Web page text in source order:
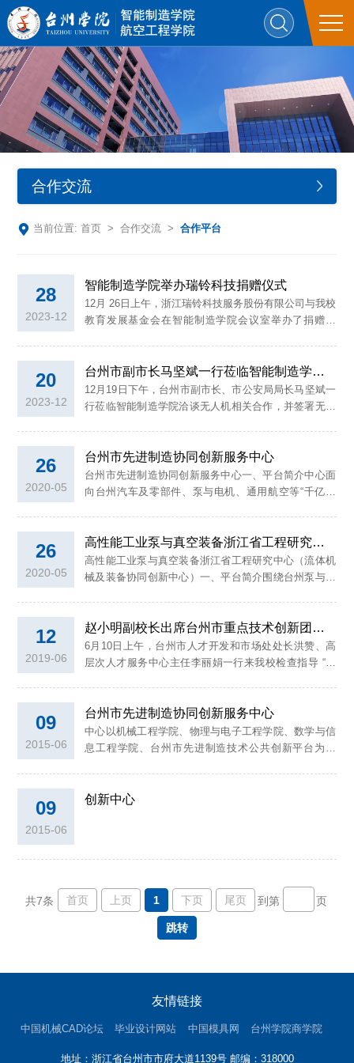
合作交流
当前位置:首页 >合作交流 >合作平台
28
2023-12
智能制造学院举办瑞铃科技捐赠仪式
​‍12月 26日上午，浙江瑞铃科技服务股份有限公司与我校
教育发展基金会在智能制造学院会议室举办了捐赠仪
长陈鹏展、地方合作处副处长郑晓莉出席，智能制造工
程专业教师参加捐赠仪式。会议由副院长林树森主持。
陈鹏展代表学院对陶学定一行到来表示热烈欢迎，简要
20
2023-12
12月19日下午，台州市副市长、市公安局局长马坚斌一
行莅临智能制造学院洽谈无人机相关合作，并签署无人
门同志和业务技术骨干出席签约仪式。校党委书记崔凤
军热情接待了马坚斌一行并参加了签约仪式。智能制造
学院院长陈鹏展主持会议。陈鹏展简要介绍了学院专业
26
2020-05
台州市先进制造协同创新服务中心
台州市先进制造协同创新服务中心一、平台简介中心面
向台州汽车及零部件、泵与电机、通用航空等“千亿产
级“智能制造与先进装备重点技术创新团队”为核心技术
力量，为台州制造业传统产业提升、促进工业化与信息
化深度融合、新产品新技术开发等提供服务。中心拥有
26
2020-05
高性能工业泵与真空装备浙江省工程研究中心
高性能工业泵与真空装备浙江省工程研究中心（流体机
械及装备协同创新中心）一、平台简介围绕台州泵与电
苏大学、浙江工业大学、新界泵业集团、浙江真空设备
集团、浙江水泵总厂等十多个行业龙头企业、高校院所
建立了创新联盟，开展协同创新。中心建有高性能工业
12
2019-06
赵小明副校长出席台州市重点技术创新团队建设进展汇报会
​6月10日上午，台州市人才开发和市场处处长洪赞、高
层次人才服务中心主任李丽娟一行来我校检查指导 “智
心”，并听取了团队建设进展汇报。赵小明副校长主持会
议，人事处处长杨健国出席会议，智能制造学院院长张
永炬代表团队作了汇报。赵小明代表学校对与会领导表
09
2015-06
台州市先进制造协同创新服务中心
中心以机械工程学院、物理与电子工程学院、数学与信
息工程学院、台州市先进制造技术公共创新平台为依
电子与电力传...
09
2015-06
创新中心
共7条 首页 上页 1 下页 尾页 到第 页
跳转
友情链接
中国机械CAD论坛 毕业设计网站 中国模具网 台州学院商学院
地址：浙江省台州市市府大道1139号 邮编：318000